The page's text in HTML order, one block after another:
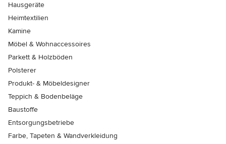
Hausgeräte
Heimtextilien
Kamine
Möbel & Wohnaccessoires
Parkett & Holzböden
Polsterer
Produkt- & Möbeldesigner
Teppich & Bodenbeläge
Baustoffe
Entsorgungsbetriebe
Farbe, Tapeten & Wandverkleidung